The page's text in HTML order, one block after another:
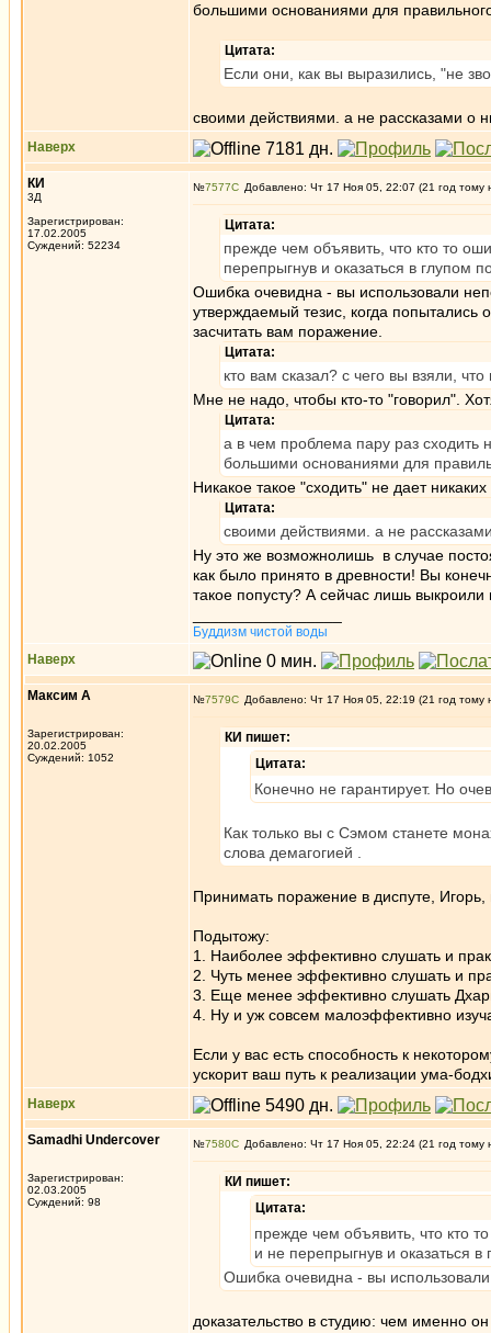
большими основаниями для
Цитата:
Если они, как вы выразились, "не
своими действиями. а не рассказами о
Наверх
КИ
3Д
Зарегистрирован:
17.02.2005
Суждений: 52234
№7577 Добавлено: Чт 17 Ноя 05, 22:07 (21 год тому
Цитата:
прежде чем объявить, что кто то
перепрыгнув и оказаться в глупом
Ошибка очевидна - вы использовали
утверждаемый тезис, когда
засчитать вам поражение.
Цитата:
кто вам сказал? с чего вы взяли,
Мне не надо, чтобы кто-то "говорил".
Цитата:
а в чем проблема пару раз сходить
большими основаниями для
Никакое такое "сходить" не дает
Цитата:
своими действиями. а не
Ну это же возможнолишь в случае
как было принято в древности! Вы
такое попусту? А сейчас лишь
Буддизм чистой воды
Наверх
Максим А
Зарегистрирован:
20.02.2005
Суждений: 1052
№7579 Добавлено: Чт 17 Ноя 05, 22:19 (21 год тому
КИ пишет:
Цитата:
Конечно не гарантирует. Но
Как только вы с Сэмом станете
слова демагогией .
Принимать поражение в диспуте,
Подытожу:
1. Наиболее эффективно слушать и
2. Чуть менее эффективно слушать и
3. Еще менее эффективно слушать
4. Ну и уж совсем малоэффективно
Если у вас есть способность к
ускорит ваш путь к реализации ума-
Наверх
Samadhi Undercover
Зарегистрирован:
02.03.2005
Суждений: 98
№7580 Добавлено: Чт 17 Ноя 05, 22:24 (21 год тому
КИ пишет:
Цитата:
прежде чем объявить, что кто
и не перепрыгнув и оказаться
Ошибка очевидна - вы
доказательство в студию: чем именно